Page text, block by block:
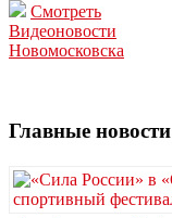
Смотреть
Видеоновости
Новомосковска
Главные новости